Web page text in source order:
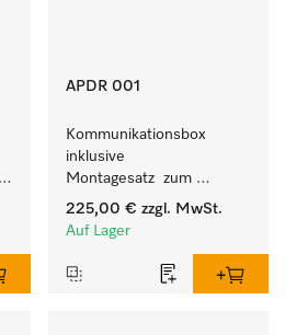
APDR 001
Kommunikationsbox
inklusive
Montagesatz  zum
Verbindungsaufbau vom 9
- 10 kg Trockner mit
225,00 € zzgl. MwSt.
Auf Lager